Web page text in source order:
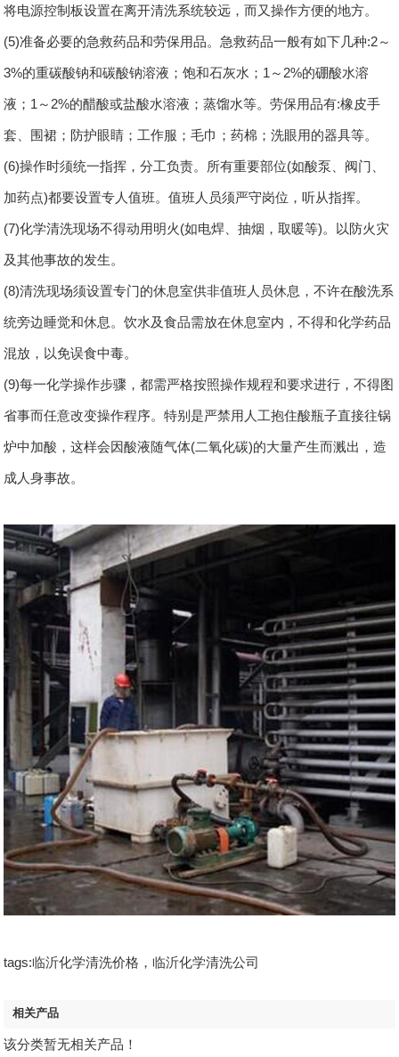
将电源控制板设置在离开清洗系统较远，而又操作方便的地方。
(5)准备必要的急救药品和劳保用品。急救药品一般有如下几种:2～
3%的重碳酸钠和碳酸钠溶液；饱和石灰水；1～2%的硼酸水溶
液；1～2%的醋酸或盐酸水溶液；蒸馏水等。劳保用品有:橡皮手
套、围裙；防护眼睛；工作服；毛巾；药棉；洗眼用的器具等。
(6)操作时须统一指挥，分工负责。所有重要部位(如酸泵、阀门、
加药点)都要设置专人值班。值班人员须严守岗位，听从指挥。
(7)化学清洗现场不得动用明火(如电焊、抽烟，取暖等)。以防火灾
及其他事故的发生。
(8)清洗现场须设置专门的休息室供非值班人员休息，不许在酸洗系
统旁边睡觉和休息。饮水及食品需放在休息室内，不得和化学药品
混放，以免误食中毒。
(9)每一化学操作步骤，都需严格按照操作规程和要求进行，不得图
省事而任意改变操作程序。特别是严禁用人工抱住酸瓶子直接往锅
炉中加酸，这样会因酸液随气体(二氧化碳)的大量产生而溅出，造
成人身事故。
tags:临沂化学清洗价格，临沂化学清洗公司
相关产品
该分类暂无相关产品！